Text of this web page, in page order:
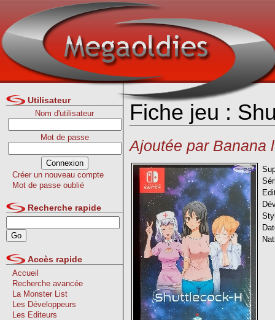
Utilisateur
Nom d'utilisateur
Mot de passe
Créer un nouveau compte
Mot de passe oublié
Recherche rapide
Accès rapide
Accueil
Recherche avancée
La Monster List
Les Développeurs
Les Editeurs
Fiche jeu :
Ajoutée par Banana